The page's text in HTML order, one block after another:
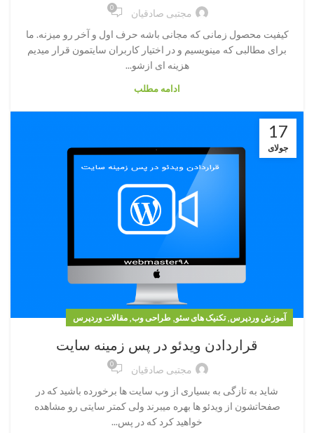
مجتبی صادقیان 0
کیفیت محصول زمانی که مجانی باشه حرف اول و آخر رو میزنه. ما
برای مطالبی که مینویسیم و در اختیار کاربران سایتمون قرار میدیم
هزینه ای ازشو...
ادامه مطلب
17
جولای
آموزش وردپرس,تکنیک های سئو, طراحی وب, مقالات وردپرس
قراردادن ویدئو در پس زمینه سایت
مجتبی صادقیان 0
شاید به تازگی به بسیاری از وب سایت ها برخورده باشید که در
صفحاتشون از ویدئو ها بهره میبرند ولی کمتر سایتی رو مشاهده
خواهید کرد که در پس...